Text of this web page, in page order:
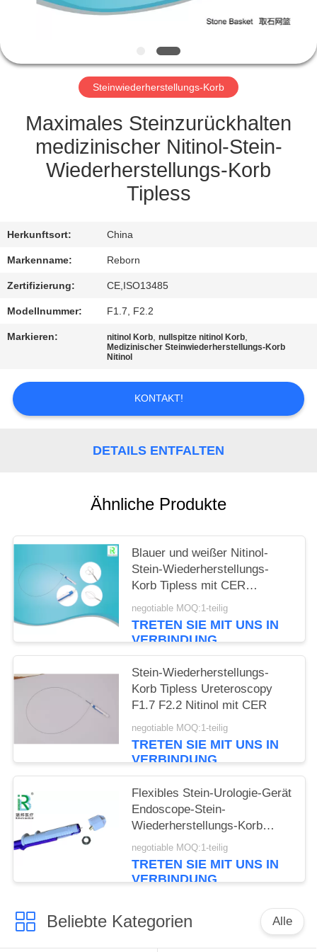
SIE
MIT
VERBINDUNG
EIN
ZITAT
SITEMAP
PRIVACY
Steinwiederherstellungs-Korb
Maximales Steinzurückhalten
medizinischer Nitinol-Stein-
Wiederherstellungs-Korb
Tipless
Herkunftsort: China
Markenname: Reborn
Zertifizierung: CE,ISO13485
Modellnummer: F1.7, F2.2
Markieren: nitinol Korb,nullspitze nitinol Korb,
Medizinischer Steinwiederherstellungs-Korb
Nitinol
KONTAKT!
DETAILS ENTFALTEN
Ähnliche Produkte
Blauer und weißer Nitinol-
Stein-Wiederherstellungs-
Korb Tipless mit CER
ISO13485
negotiable MOQ:1-teilig
TRETEN SIE MIT UNS IN
VERBINDUNG
Stein-Wiederherstellungs-
Korb Tipless Ureteroscopy
F1.7 F2.2 Nitinol mit CER
negotiable MOQ:1-teilig
TRETEN SIE MIT UNS IN
VERBINDUNG
Flexibles Stein-Urologie-Gerät
Endoscope-Stein-
Wiederherstellungs-Korb
Tipless Ngage
negotiable MOQ:1-teilig
TRETEN SIE MIT UNS IN
VERBINDUNG
Beliebte Kategorien Alle